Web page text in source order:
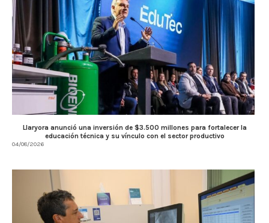
Llaryora anunció una inversión de $3.500 millones para fortalecer la
educación técnica y su vínculo con el sector productivo
04/08/2026